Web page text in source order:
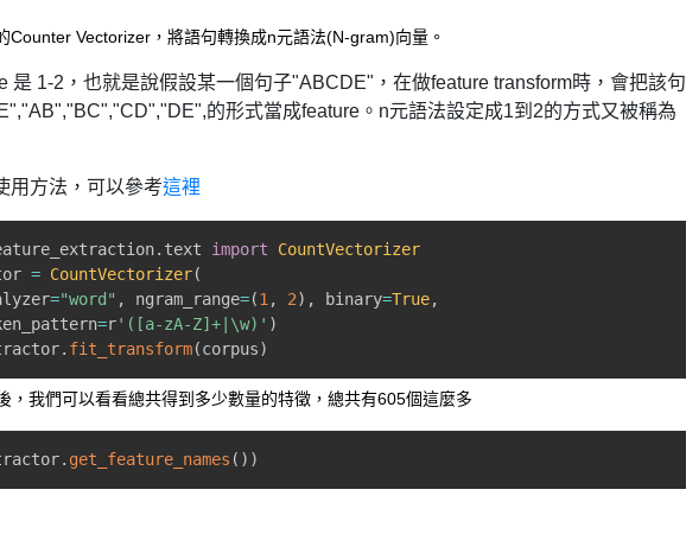
Counter Vectorizer，將語句轉換成n元語法(N-gram)向量。
是 1-2，也就是說假設某一個句子"ABCDE"，在做feature transform時，會把該句
的形式當成feature。n元語法設定成1到2的方式又被稱為
用方法，可以參考這裡
. text import
CountVectorizer
= CountVectorizer(
="word" , ngram_range=(1, 2) , binary=True,
=r'([a-zA-Z]+|\w)' )
. fit_transform(corpus)
，我們可以看看總共得到多少數量的特徵，總共有605個這麼多
. get_feature_names ( ) )